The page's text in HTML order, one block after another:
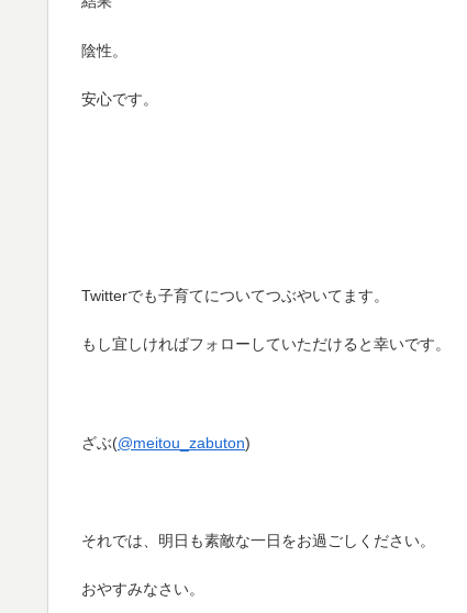
陰性。
安心です。
Twitterでも子育てについてつぶやいてます。
もし宜しければフォローしていただけると幸いです。
ざぶ(@meitou_zabuton)
それでは、明日も素敵な一日をお過ごしください。
おやすみなさい。